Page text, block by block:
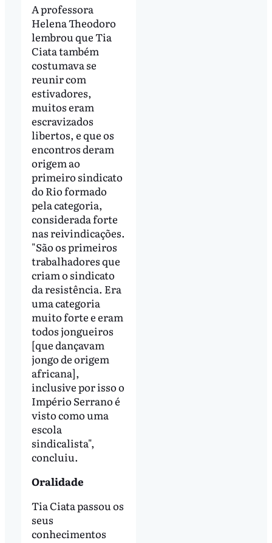
A professora
Helena Theodoro
lembrou que Tia
Ciata também
costumava se
reunir com
estivadores,
muitos eram
escravizados
libertos, e que os
encontros deram
origem ao
primeiro sindicato
do Rio formado
pela categoria,
considerada forte
nas reivindicações.
"São os primeiros
trabalhadores que
criam o sindicato
da resistência. Era
uma categoria
muito forte e eram
todos jongueiros
[que dançavam
jongo de origem
africana],
inclusive por isso o
Império Serrano é
visto como uma
escola
sindicalista",
concluiu.
Oralidade
Tia Ciata passou os
seus
conhecimentos